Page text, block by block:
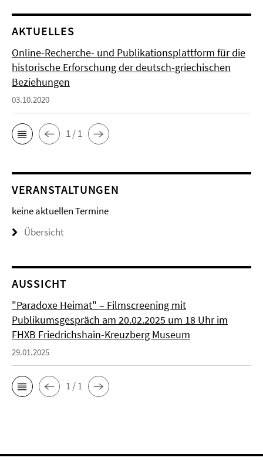
AKTUELLES
Online-Recherche- und Publikationsplattform für die
historische Erforschung der deutsch-griechischen
Beziehungen
03.10.2020
1 / 1
VERANSTALTUNGEN
keine aktuellen Termine
Übersicht
AUSSICHT
"Paradoxe Heimat" – Filmscreening mit
Publikumsgespräch am 20.02.2025 um 18 Uhr im
FHXB Friedrichshain-Kreuzberg Museum
29.01.2025
1 / 1